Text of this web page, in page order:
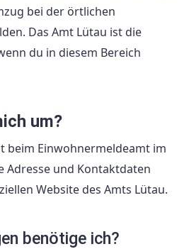
bei der örtlichen
Das Amt Lütau ist die
du in diesem Bereich
um?
beim Einwohnermeldeamt im
Adresse und Kontaktdaten
Website des Amts Lütau.
benötige ich?